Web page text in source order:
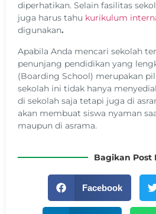
diperhatikan. Selain fasilitas
juga harus tahu kurikulum
digunakan.
Apabila Anda mencari sekolah
penunjang pendidikan yang
(Boarding School) merupakan
sekolah ini tidak hanya
di sekolah saja tetapi juga di
akan membuat siswa nyaman
maupun di asrama.
Bagikan Post
Facebook